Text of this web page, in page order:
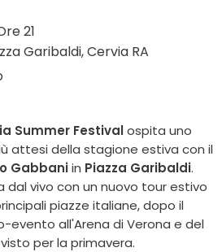
21
Garibaldi, Cervia RA
Summer Festivalospita uno
attesi della stagione estiva con il
Gabbaniin Piazza Garibaldi.
vivo con un nuovo tour estivo
piazze italiane, dopo il
evento all'Arena di Verona e del
per la primavera.